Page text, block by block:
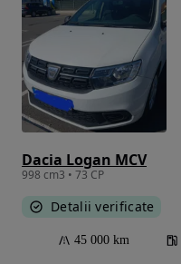
Dacia Logan MCV
998 cm3 • 73 CP
Detalii verificate
45 000 km